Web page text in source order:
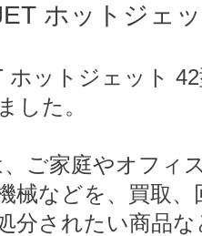
ホットジェ
ホットジェット
した。
ご家庭やオフィ
械などを、買取
分されたい商品な